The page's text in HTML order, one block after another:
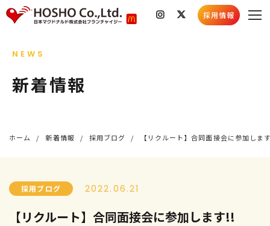
社会貢献活動
採用情報
採用メッセージ
5分でわかる豊昇
お知らせ
社会貢献活動
採用情報
NEWS
新着情報
ホーム 新着情報 採用ブログ 【リクルート】合同面接会に参加しま
採用ブログ 2022.06.21
【リクルート】合同面接会に参加します!!